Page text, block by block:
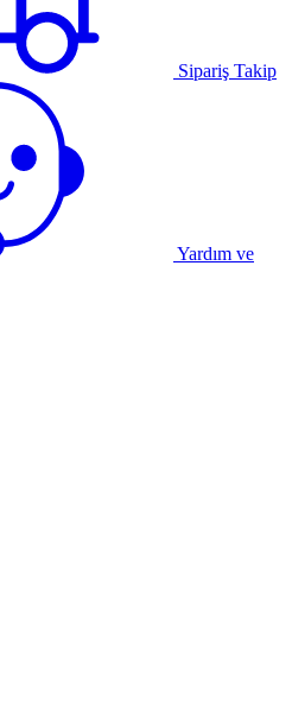
Sipariş Takip
Yardım ve